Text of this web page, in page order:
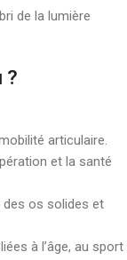
de la lumière
?
articulaire.
et la santé
os solides et
liées à l’âge, au sport